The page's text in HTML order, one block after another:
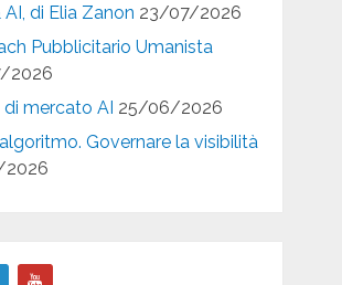
AI, di Elia Zanon 23/07/2026
Pubblicitario Umanista
2026
di mercato AI 25/06/2026
Governare la visibilità